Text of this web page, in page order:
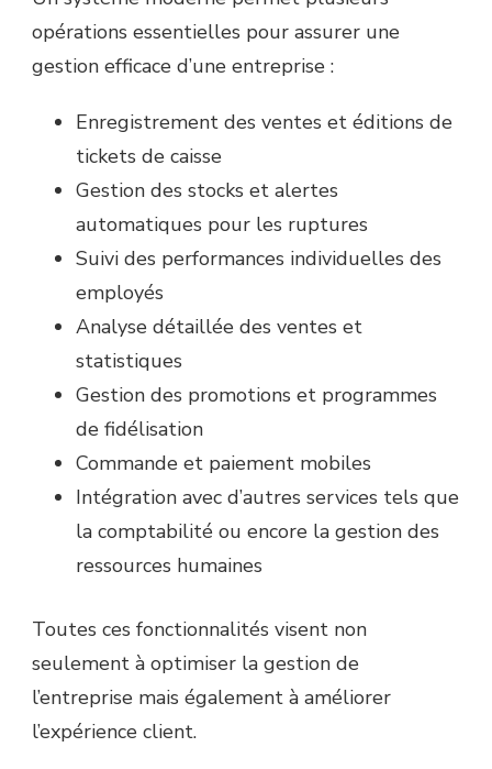
opérations essentielles pour assurer une
gestion efficace d’une entreprise :
Enregistrement des ventes et éditions de
tickets de caisse
Gestion des stocks et alertes
automatiques pour les ruptures
Suivi des performances individuelles des
employés
Analyse détaillée des ventes et
statistiques
Gestion des promotions et programmes
de fidélisation
Commande et paiement mobiles
Intégration avec d’autres services tels que
la comptabilité ou encore la gestion des
ressources humaines
Toutes ces fonctionnalités visent non
seulement à optimiser la gestion de
l’entreprise mais également à améliorer
l’expérience client.